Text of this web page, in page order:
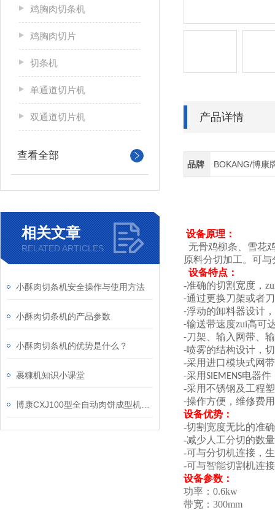
鸡胸肉切条机
鸡胸肉切片
切条机
单通道切片机
双通道切片机
查看全部
相关文章
RELATED ARTICLES
小酥肉切条机安全操作与使用方法
小酥肉切条机的产品参数
小酥肉切条机的优势是什么？
裹糠机知识小课堂
产品详情
品牌 BOKANG/博康
设备原理：
无骨鸡柳条、雪花
原料分切加工。可
设备特点：
-准确的切割宽度，
-通过更换刀架或者
-浮动的卸料器设计
-输送带速度zui高可
-刀架、输入网带、
-喷雾的结构设计，
-采用进口模块式网
-采用SIEMENS电器件
-采用不锈钢及工程
-操作方便，维修费
设备优势：
-切割宽度无比的准
-减少人工分切的数
-可与分切机连接，
-可与智能切割机连
设备参数：
功率：0.6kw
带宽：300mm